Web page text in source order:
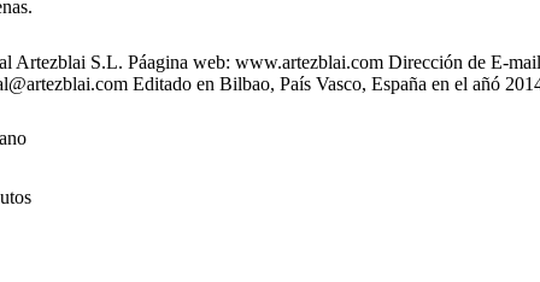
Artezblai S.L. Páagina web: www.artezblai.com Dirección de E-
Editado en Bilbao, País Vasco, España en el añó